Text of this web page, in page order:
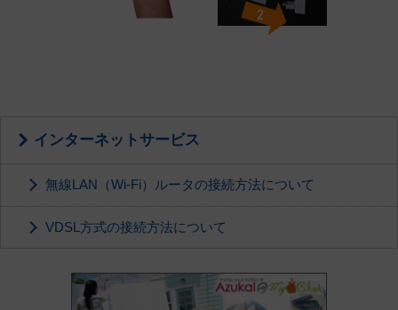
インターネットサービス
無線LAN（Wi-Fi）ルータの接続方法について
VDSL方式の接続方法について